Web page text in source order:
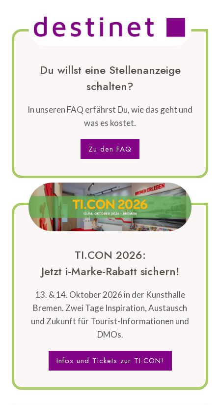
Du willst eine Stellenanzeige
schalten?
In unseren FAQ erfährst Du, wie das geht und
was es kostet.
Zu den FAQ
TI.CON 2026:
Jetzt i-Marke-Rabatt sichern!
13. & 14. Oktober 2026 in der Kunsthalle
Bremen. Zwei Tage Inspiration, Austausch
und Zukunft für Tourist-Informationen und
DMOs.
Infos und Tickets zur TI.CON!